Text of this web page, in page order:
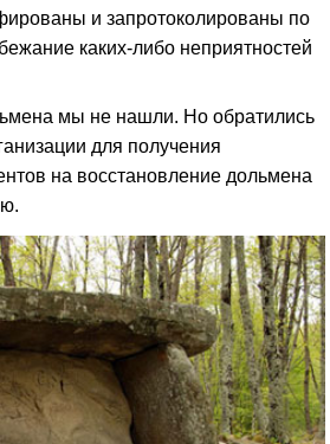
и запротоколированы по
каких-либо неприятностей
мы не нашли. Но обратились
для получения
на восстановление дольмена